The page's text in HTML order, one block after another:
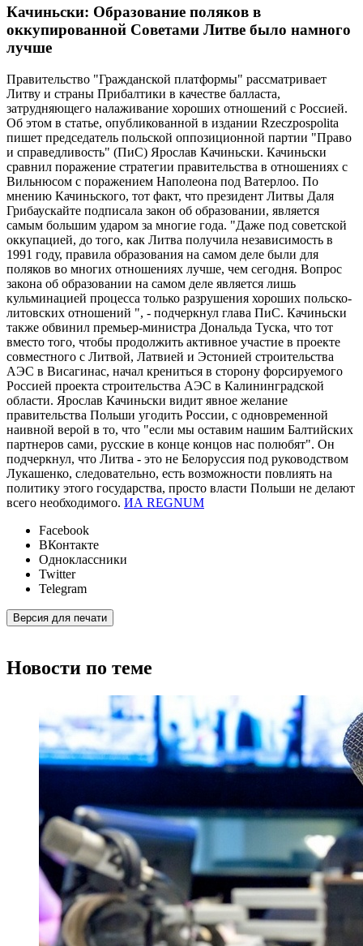
Качиньски: Образование поляков в
оккупированной Советами Литве было намного
лучше
Правительство "Гражданской платформы" рассматривает
Литву и страны Прибалтики в качестве балласта,
затрудняющего налаживание хороших отношений с Россией.
Об этом в статье, опубликованной в издании Rzeczpospolitа
пишет председатель польской оппозиционной партии "Право
и справедливость" (ПиС) Ярослав Качиньски. Качиньски
сравнил поражение стратегии правительства в отношениях с
Вильнюсом с поражением Наполеона под Ватерлоо. По
мнению Качиньского, тот факт, что президент Литвы Даля
Грибаускайте подписала закон об образовании, является
самым большим ударом за многие года. "Даже под советской
оккупацией, до того, как Литва получила независимость в
1991 году, правила образования на самом деле были для
поляков во многих отношениях лучше, чем сегодня. Вопрос
закона об образовании на самом деле является лишь
кульминацией процесса только разрушения хороших польско-
литовских отношений ", - подчеркнул глава ПиС. Качиньски
также обвинил премьер-министра Дональда Туска, что тот
вместо того, чтобы продолжить активное участие в проекте
совместного с Литвой, Латвией и Эстонией строительства
АЭС в Висагинас, начал крениться в сторону форсируемого
Россией проекта строительства АЭС в Калининградской
области. Ярослав Качиньски видит явное желание
правительства Польши угодить России, с одновременной
наивной верой в то, что "если мы оставим нашим Балтийских
партнеров сами, русские в конце концов нас полюбят". Он
подчеркнул, что Литва - это не Белоруссия под руководством
Лукашенко, следовательно, есть возможности повлиять на
политику этого государства, просто власти Польши не делают
всего необходимого. ИА REGNUM
Facebook
ВКонтакте
Одноклассники
Twitter
Telegram
Версия для печати
Новости по теме